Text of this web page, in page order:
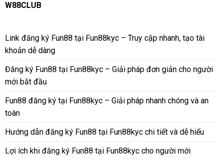
W88CLUB
Link đăng ký Fun88 tại Fun88kyc – Truy cập nhanh, tạo tài
khoản dễ dàng
Đăng ký Fun88 tại Fun88kyc – Giải pháp đơn giản cho người
mới bắt đầu
Fun88 đăng ký tại Fun88kyc – Giải pháp nhanh chóng và an
toàn
Hướng dẫn đăng ký Fun88 tại Fun88kyc chi tiết và dễ hiểu
Lợi ích khi đăng ký Fun88 tại Fun88kyc cho người mới